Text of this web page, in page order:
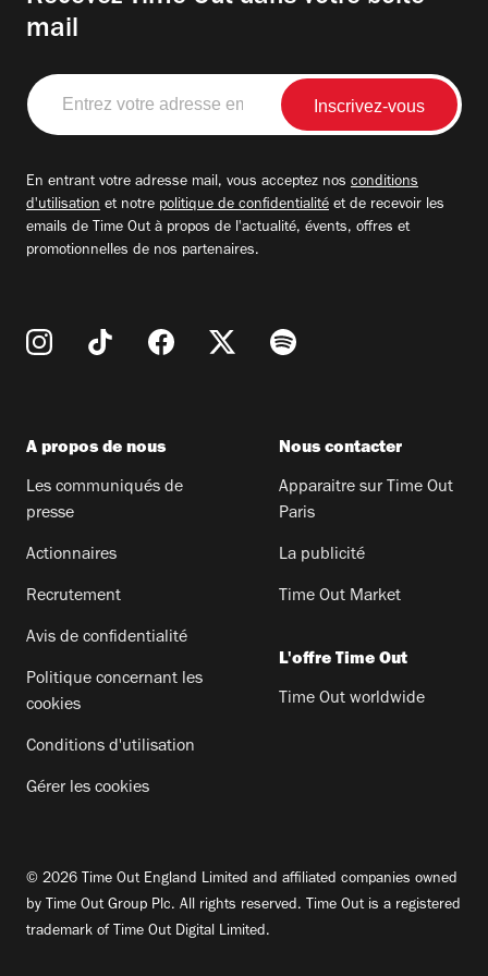
mail
Entrez
votre
adresse
En entrant votre adresse mail, vous acceptez nos conditions
d'utilisation et notre politique de confidentialité et de recevoir les
emails de Time Out à propos de l'actualité, évents, offres et
promotionnelles de nos partenaires.
A propos de nous
Les communiqués de
presse
Actionnaires
Recrutement
Avis de confidentialité
Politique concernant les
cookies
Conditions d'utilisation
Gérer les cookies
Nous contacter
Apparaitre sur Time Out
Paris
La publicité
Time Out Market
L'offre Time Out
Time Out worldwide
© 2026 Time Out England Limited and affiliated companies owned
by Time Out Group Plc. All rights reserved. Time Out is a registered
trademark of Time Out Digital Limited.